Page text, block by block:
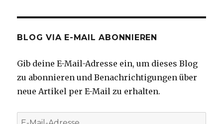
BLOG VIA E-MAIL ABONNIEREN
Gib deine E-Mail-Adresse ein, um dieses Blog
zu abonnieren und Benachrichtigungen über
neue Artikel per E-Mail zu erhalten.
E-